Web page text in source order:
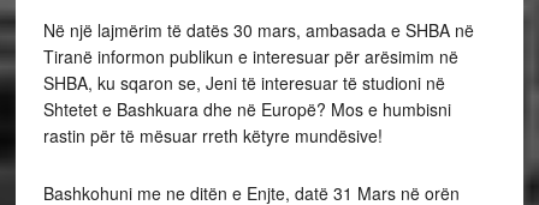
Në një lajmërim të datës 30 mars, ambasada e SHBA në
Tiranë informon publikun e interesuar për arësimim në
SHBA, ku sqaron se, Jeni të interesuar të studioni në
Shtetet e Bashkuara dhe në Europë? Mos e humbisni
rastin për të mësuar rreth këtyre mundësive!
Bashkohuni me ne ditën e Enjte, datë 31 Mars në orën